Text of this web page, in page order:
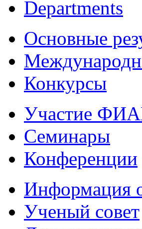
Departments
Основные
Конкурсы
Участие
Семинары
Конференции
Информация
Ученый совет